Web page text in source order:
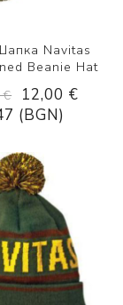
Navitas
Beanie Hat
€
12,00 €
(BGN)